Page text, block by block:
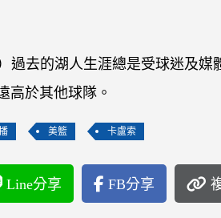
過去的湖人生涯總是受球迷及
高於其他球隊。
美籃 卡盧索
Line分享 FB分享